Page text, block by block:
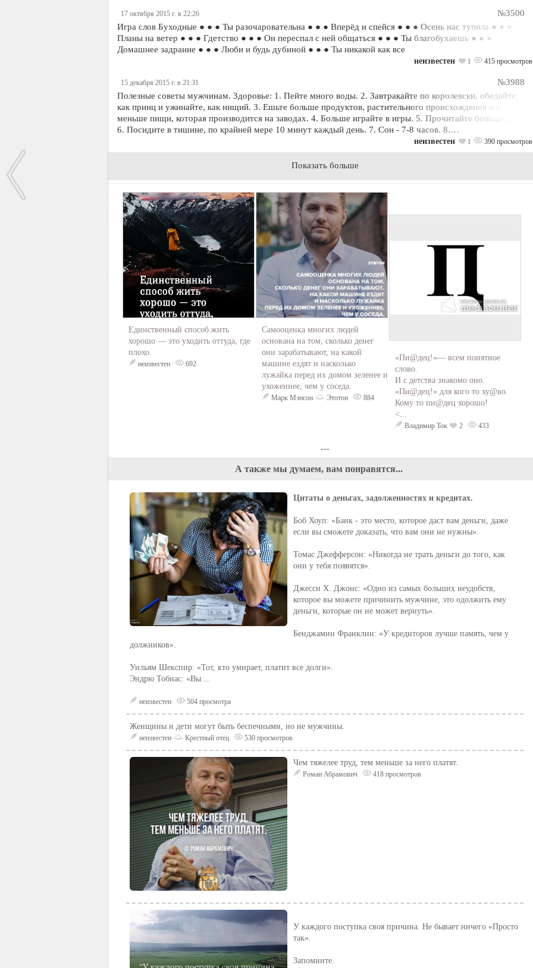
17 октября 2015 г. в 22:26
№3500
Игра слов Буходные ● ● ● Ты разочаровательна ● ● ● Вперёд и спейся ● ● ● Осень нас тупила ● ● ●
Планы на ветер ● ● ● Гдетство ● ● ● Он переспал с ней общаться ● ● ● Ты благобухаешь ● ● ●
Домашнее задрание ● ● ● Люби и будь дубиной ● ● ● Ты никакой как все
неизвестен 1 415 просмотров
15 декабря 2015 г. в 21:31
№3988
Полезные советы мужчинам. Здоровье: 1. Пейте много воды. 2. Завтракайте по королевски, обедайте,
как принц и ужинайте, как нищий. 3. Ешьте больше продуктов, растительного происхождения и ешьте
меньше пищи, которая производится на заводах. 4. Больше играйте в игры. 5. Прочитайте больше книг.
6. Посидите в тишине, по крайней мере 10 минут каждый день. 7. Сон - 7-8 часов. 8.…
неизвестен 1 390 просмотров
Показать больше
Единственный способ жить
хорошо — это уходить оттуда, где
плохо.
неизвестен 692
Самооценка многих людей
основана на том, сколько денег
они зарабатывают, на какой
машине ездят и насколько
лужайка перед их домом зеленее и
ухоженнее, чем у соседа.
Марк Мэнсон Этотон 884
«Пи@дец!»— всем понятное
слово.
И с детства знакомо оно.
«Пи@дец!» для кого то ху@во.
Кому то пи@дец хорошо!
<...
Владимир Ток 2 433
---
А также мы думаем, вам понравятся...
Цитаты о деньгах, задолженностях и кредитах.
Боб Хоуп: «Банк - это место, которое даст вам деньги, даже
если вы сможете доказать, что вам они не нужны».
Томас Джефферсон: «Никогда не трать деньги до того, как
они у тебя появятся».
Джесси Х. Джонс: «Одно из самых больших неудобств,
которое вы можете причинить мужчине, это одолжить ему
деньги, которые он не может вернуть».
Бенджамин Франклин: «У кредиторов лучше память, чем у
должников».
Уильям Шекспир: «Тот, кто умирает, платит все долги».
Эндрю Тобиас: «Вы ...
неизвестен 504 просмотра
Женщины и дети могут быть беспечными, но не мужчины.
неизвестен Крестный отец 530 просмотров
Чем тяжелее труд, тем меньше за него платят.
Роман Абрамович 418 просмотров
У каждого поступка своя причина. Не бывает ничего «Просто
так».
Запомните.